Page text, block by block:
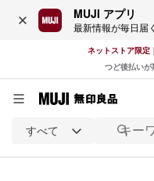
MUJI アプリ
最新情報が毎日届く
ネットストア限定
つど後払いが
すべて